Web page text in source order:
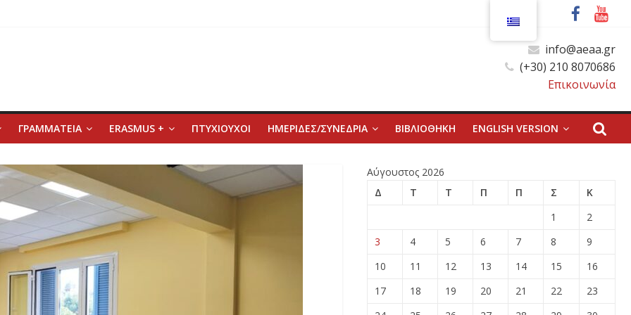
info@aeaa.gr
(+30) 210 8070686
Επικοινωνία
ΓΡΑΜΜΑΤΕΙΑ ERASMUS + ΠΤΥΧΙΟΥΧΟΙ ΗΜΕΡΙΔΕΣ/ΣΥΝΕΔΡΙΑ ΒΙΒΛΙΟΘΗΚΗ ENGLISH VERSION
Αύγουστος 2026
Δ
Τ Τ Π Π Σ
Κ
1
2
3
4 5 6 7 8
9
10
11 12 13 14 15
16
17
18 19 20 21 22
23